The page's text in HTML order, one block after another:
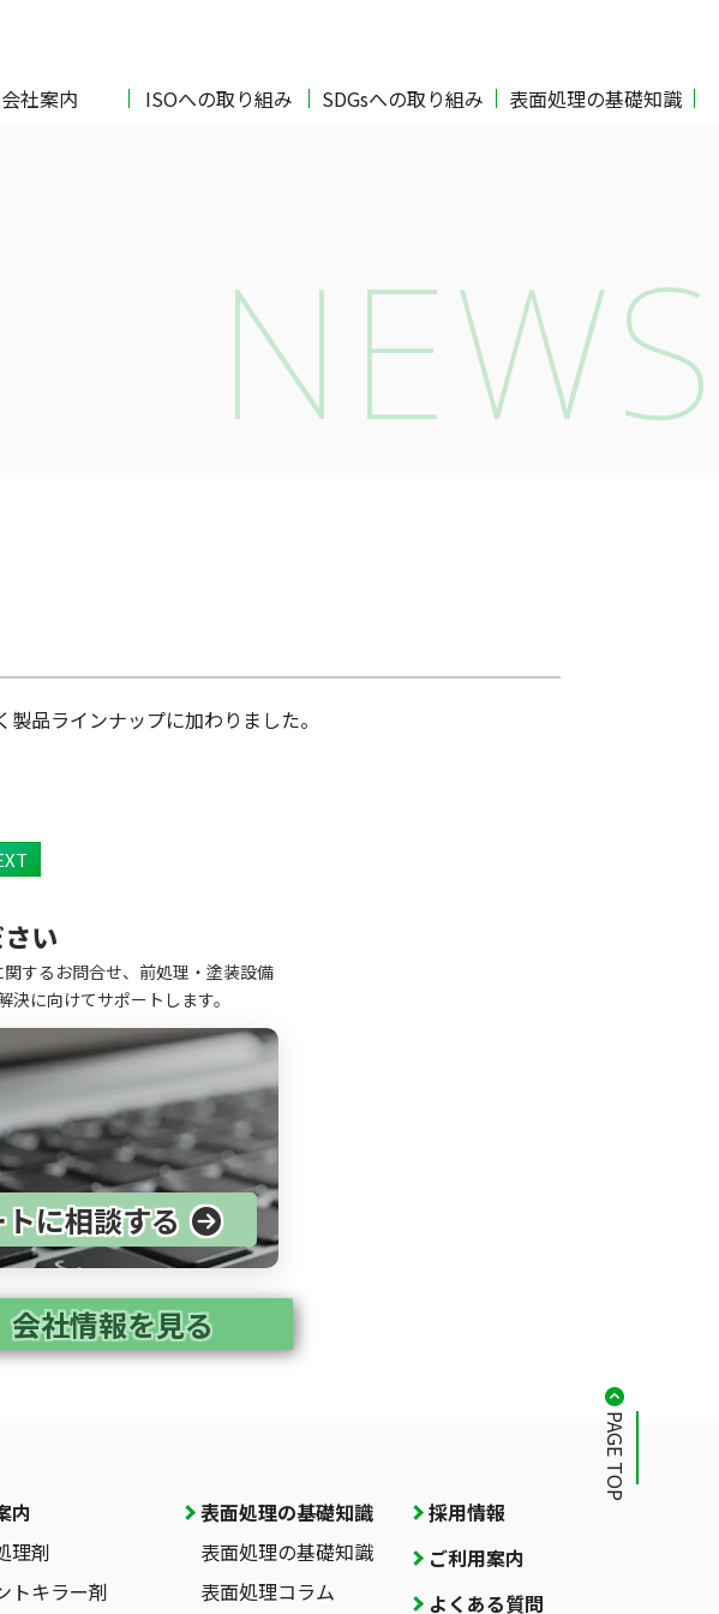
会社案内 ISOへの取り組み SDGsへの取り組み 表面処理の基礎知識
NEWS
品ラインナップに加わりました。
い
するお問合せ、前処理・塗装設備
に向けてサポートします。
トに相談する
会社情報を見る
内
理剤
トキラー剤
表面処理の基礎知識
表面処理の基礎知識
表面処理コラム
採用情報
ご利用案内
よくある質問
PAGE TOP